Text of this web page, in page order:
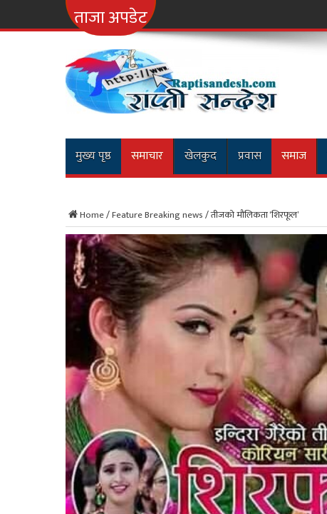
ताजा अपडेट
मुख्य पृष्ठ समाचार खेलकुद प्रवास समाज
Home/Feature Breaking news/तीजको मौलिकता ‘शिरफूल’